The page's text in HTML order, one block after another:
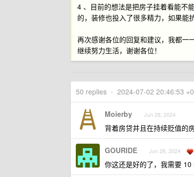
4 、目前的想法是把房子挂着看能不
的，装修也投入了很多精力，如果能
再次感谢各位的回复和建议，我都一
继续努力生活，谢谢各位！
50 replies • 2024-07-02 20:46:53
Moierby Jun 28, 2024
背着房贷并且在持续贬值的
GOURIDE Jun 28, 2024
你这还是好的了，我需要 10